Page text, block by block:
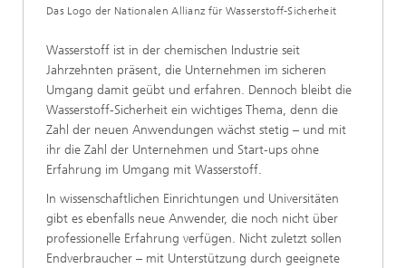
Das Logo der Nationalen Allianz für Wasserstoff-Sicherheit
Wasserstoff ist in der chemischen Industrie seit
Jahrzehnten präsent, die Unternehmen im sicheren
Umgang damit geübt und erfahren. Dennoch bleibt die
Wasserstoff-Sicherheit ein wichtiges Thema, denn die
Zahl der neuen Anwendungen wächst stetig – und mit
ihr die Zahl der Unternehmen und Start-ups ohne
Erfahrung im Umgang mit Wasserstoff.
In wissenschaftlichen Einrichtungen und Universitäten
gibt es ebenfalls neue Anwender, die noch nicht über
professionelle Erfahrung verfügen. Nicht zuletzt sollen
Endverbraucher – mit Unterstützung durch geeignete